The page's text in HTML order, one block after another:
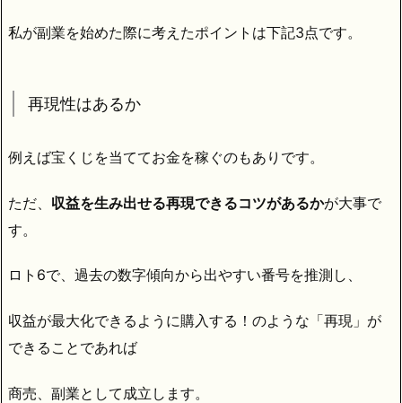
私が副業を始めた際に考えたポイントは下記3点です。
再現性はあるか
例えば宝くじを当ててお金を稼ぐのもありです。
ただ、 収益を生み出せる再現できるコツがあるかが大事で
す。
ロト6で、過去の数字傾向から出やすい番号を推測し、
収益が最大化できるように購入する！のような「再現」が
できることであれば
商売、副業として成立します。